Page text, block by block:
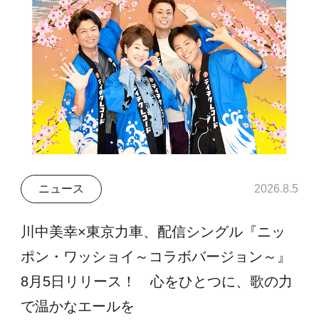
ニュース 2026.8.5
川中美幸×東京力車、配信シングル『ニッ
ポン・ワッショイ～コラボバージョン～』
8月5日リリース！ 心をひとつに、歌の力
で温かなエールを